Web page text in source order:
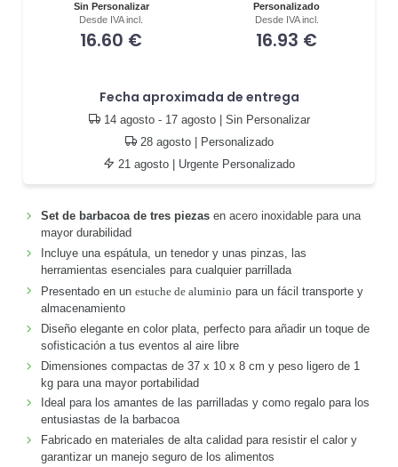
Sin Personalizar
Desde IVA incl.
16.60 €
Personalizado
Desde IVA incl.
16.93 €
Fecha aproximada de entrega
14 agosto - 17 agosto| Sin Personalizar
28 agosto| Personalizado
21 agosto | Urgente Personalizado
Set de barbacoa de tres piezasen acero inoxidable para una
mayor durabilidad
Incluye una espátula, un tenedor y unas pinzas, las
herramientas esenciales para cualquier parrillada
Presentado en un estuche de aluminio para un fácil transporte y
almacenamiento
Diseño elegante en color plata, perfecto para añadir un toque de
sofisticación a tus eventos al aire libre
Dimensiones compactas de 37 x 10 x 8 cm y peso ligero de 1
kg para una mayor portabilidad
Ideal para los amantes de las parrilladas y como regalo para los
entusiastas de la barbacoa
Fabricado en materiales de alta calidad para resistir el calor y
garantizar un manejo seguro de los alimentos